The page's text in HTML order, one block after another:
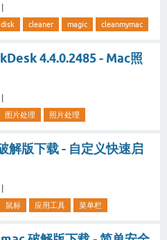
|
disk cleaner magic cleanmymac
4.4.0.2485 - Mac照
|
图片处理 照片处理
版下载 - 自定义快速启
|
鼠标 应用工具 菜单栏